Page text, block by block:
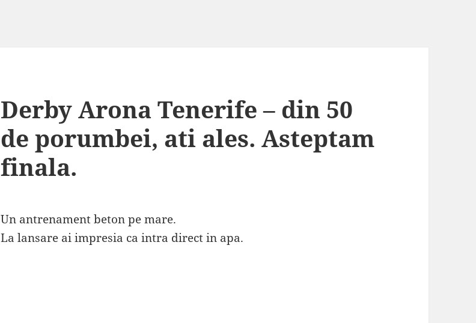
Derby Arona Tenerife – din 50
de porumbei, ati ales. Asteptam
finala.
Un antrenament beton pe mare.
La lansare ai impresia ca intra direct in apa.